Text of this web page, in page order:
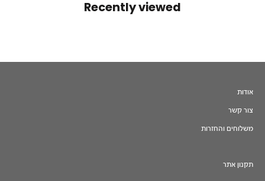
Recently viewed
אודות
צור קשר
משלוחים והחזרות
תקנון אתר